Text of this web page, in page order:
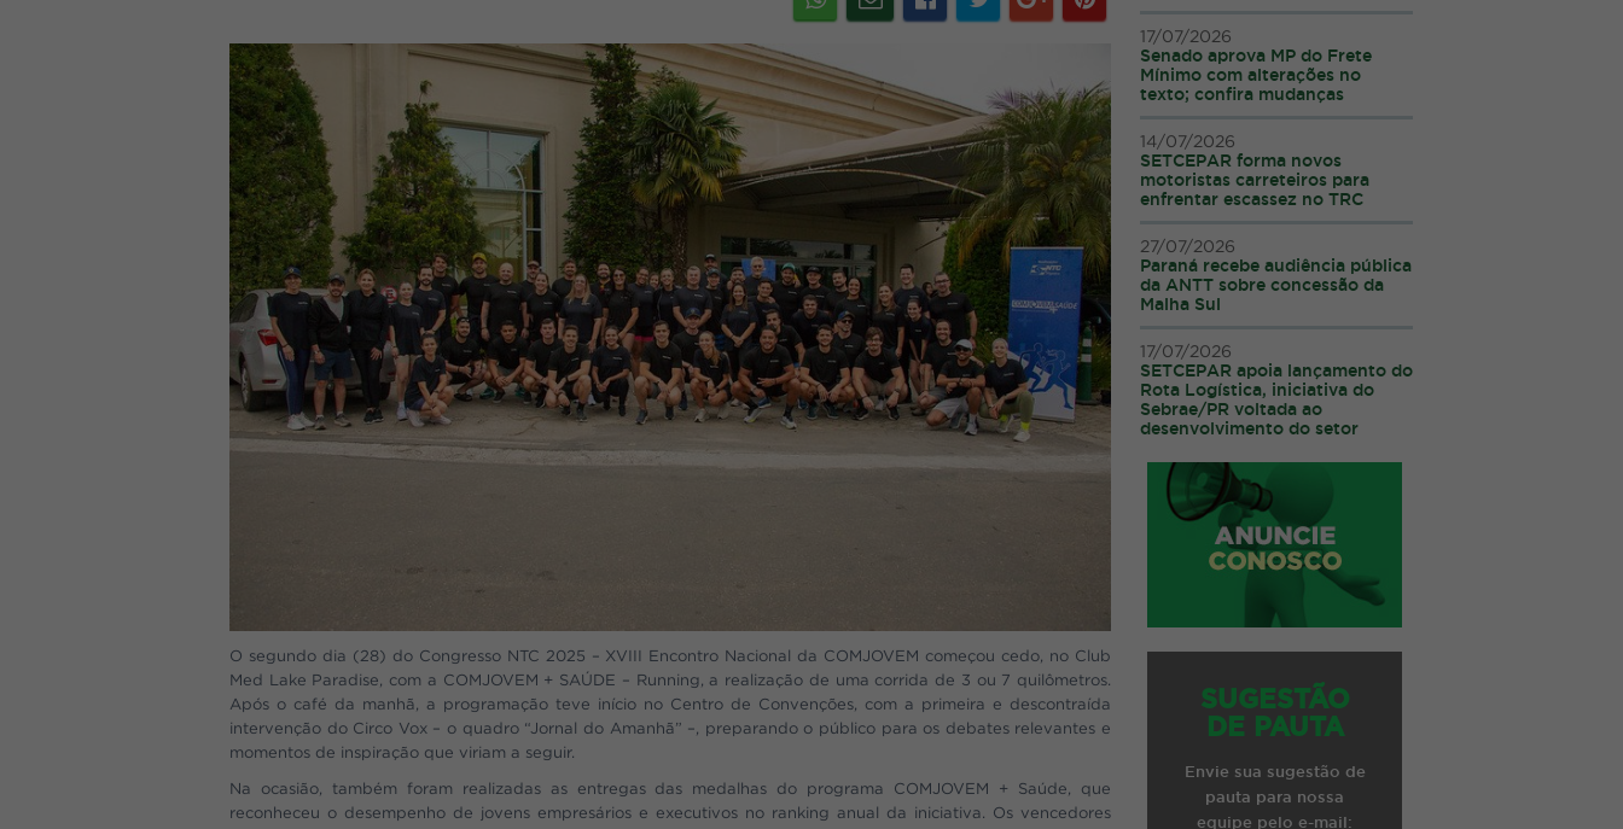
O segundo dia (28) do Congresso NTC 2025 – XVIII Encontro Nacional da COMJOVEM começou cedo, no Club
Med Lake Paradise, com a COMJOVEM + SAÚDE – Running, a realização de uma corrida de 3 ou 7 quilômetros.
Após o café da manhã, a programação teve início no Centro de Convenções, com a primeira e descontraída
intervenção do Circo Vox – o quadro “Jornal do Amanhã” –, preparando o público para os debates relevantes e
momentos de inspiração que viriam a seguir.
Na ocasião, também foram realizadas as entregas das medalhas do programa COMJOVEM + Saúde, que
reconheceu o desempenho de jovens empresários e executivos no ranking anual da iniciativa. Os vencedores
17/07/2026
Senado aprova MP do Frete
Mínimo com alterações no
texto; confira mudanças
14/07/2026
SETCEPAR forma novos
motoristas carreteiros para
enfrentar escassez no TRC
27/07/2026
Paraná recebe audiência pública
da ANTT sobre concessão da
Malha Sul
17/07/2026
SETCEPAR apoia lançamento do
Rota Logística, iniciativa do
Sebrae/PR voltada ao
desenvolvimento do setor
SUGESTÃO
DE PAUTA
Envie sua sugestão de
pauta para nossa
equipe pelo e-mail: